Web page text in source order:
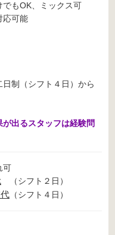
もOK、ミックス可
応可能
制（シフト４日）から
出るスタッフは経験問
可
（シフト２日）
（シフト４日）